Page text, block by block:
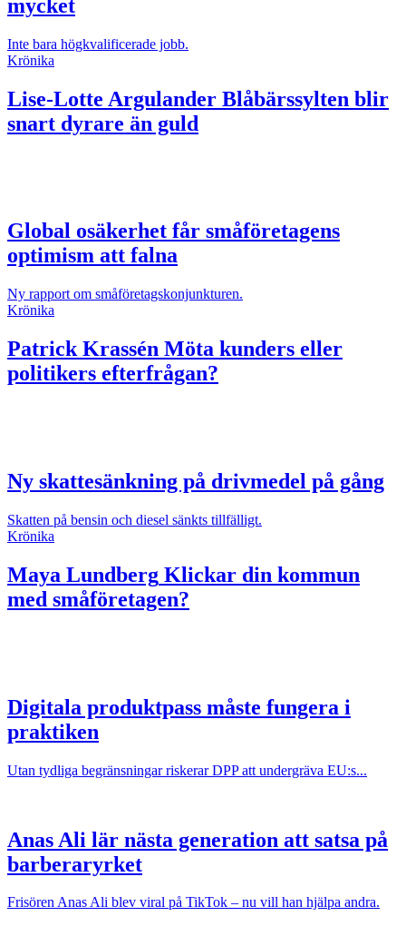
mycket
Inte bara högkvalificerade jobb.
Krönika
Lise-Lotte Argulander Blåbärssylten blir
snart dyrare än guld
Global osäkerhet får småföretagens
optimism att falna
Ny rapport om småföretagskonjunkturen.
Krönika
Patrick Krassén Möta kunders eller
politikers efterfrågan?
Ny skattesänkning på drivmedel på gång
Skatten på bensin och diesel sänkts tillfälligt.
Krönika
Maya Lundberg Klickar din kommun
med småföretagen?
Digitala produktpass måste fungera i
praktiken
Utan tydliga begränsningar riskerar DPP att undergräva EU:s...
Anas Ali lär nästa generation att satsa på
barberaryrket
Frisören Anas Ali blev viral på TikTok – nu vill han hjälpa andra.